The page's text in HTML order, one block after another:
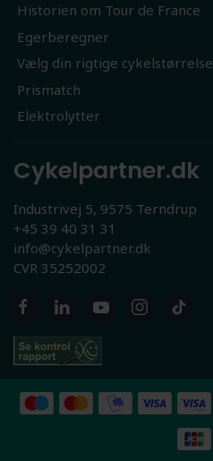
Historien om Tour de France
Egerberegner
Vælg din rigtige cykelstørrelse
Prismatch
Elektrolytter
Cykelpartner.dk
Industrivej 5, 9575 Terndrup
+45 39 40 31 31
info@cykelpartner.dk
CVR 35252002